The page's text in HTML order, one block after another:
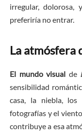
irregular,
preferiría no entrar.
La atmósfera
El mundo visual de
sensibilidad
casa, la niebla, los
fotografías y el
contribuye a esa